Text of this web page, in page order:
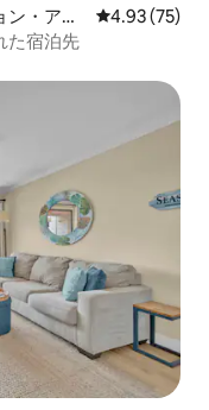
・アパ
レビュー75
4.93 (75)
た宿泊先